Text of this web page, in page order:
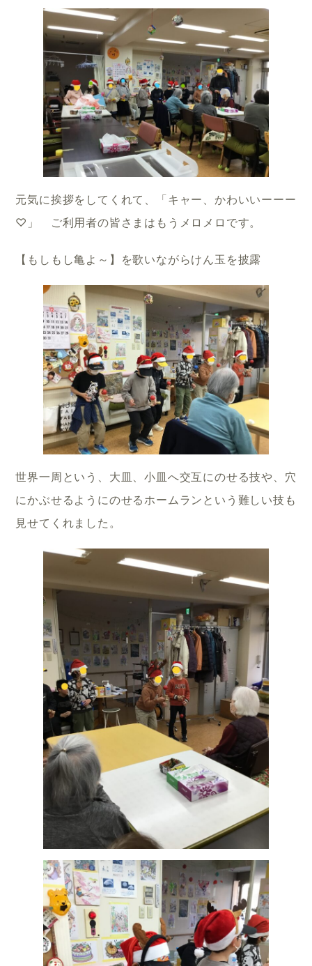
元気に挨拶をしてくれて、「キャー、かわいいーーー
♡」 ご利用者の皆さまはもうメロメロです。
【もしもし亀よ～】を歌いながらけん玉を披露
世界一周という、大皿、小皿へ交互にのせる技や、穴
にかぶせるようにのせるホームランという難しい技も
見せてくれました。